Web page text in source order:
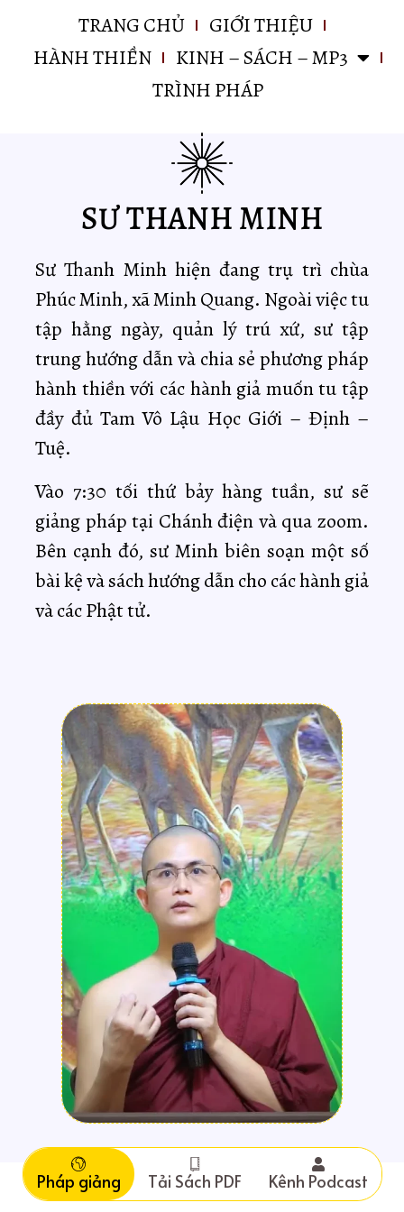
TRANG CHỦ
GIỚI THIỆU
HÀNH THIỀN
KINH – SÁCH – MP3
TRÌNH PHÁP
SƯ THANH MINH
Sư Thanh Minh hiện đang trụ trì chùa
Phúc Minh, xã Minh Quang. Ngoài việc tu
tập hằng ngày, quản lý trú xứ, sư tập
trung hướng dẫn và chia sẻ phương pháp
hành thiền với các hành giả muốn tu tập
đầy đủ Tam Vô Lậu Học Giới – Định –
Tuệ.
Vào 7:30 tối thứ bảy hàng tuần, sư sẽ
giảng pháp tại Chánh điện và qua zoom.
Bên cạnh đó, sư Minh biên soạn một số
bài kệ và sách hướng dẫn cho các hành giả
và các Phật tử.
Pháp giảng Tải Sách PDF Kênh Podcast